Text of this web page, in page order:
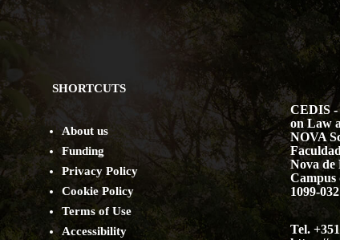
SHORTCUTS
About us
Funding
Privacy Policy
Cookie Policy
Terms of Use
Accessibility
CEDIS -
on Law
NOVA
Nova de
Campus
1099-
Tel.